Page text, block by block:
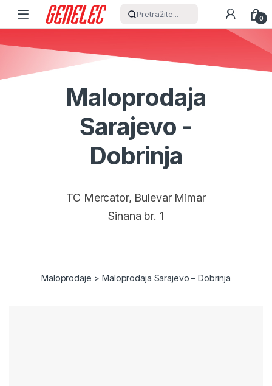
Skip to navigation
Skip to content
Pretražite... 0
Maloprodaja
Sarajevo -
Dobrinja
TC Mercator, Bulevar Mimar
Sinana br. 1
Maloprodaje >Maloprodaja Sarajevo – Dobrinja